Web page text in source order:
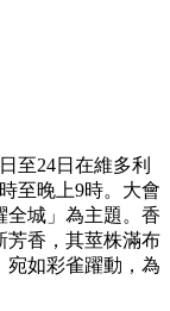
至24日在維多利
至晚上9時。大會
全城」為主題。香
芳香，其莖株滿布
宛如彩雀躍動，為